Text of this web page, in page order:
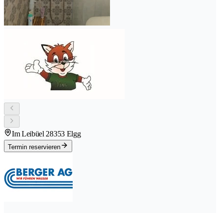
Im Leibüel 28353 Elgg
Termin reservieren